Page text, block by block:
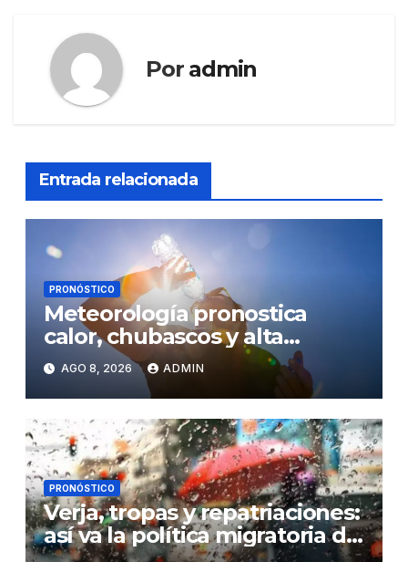
Por admin
Entrada relacionada
PRONÓSTICO
Meteorología pronostica
calor, chubascos y alta
concentración de polvo del
Sahara para este sábado
AGO 8, 2026 ADMIN
PRONÓSTICO
Verja, tropas y repatriaciones:
así va la política migratoria de